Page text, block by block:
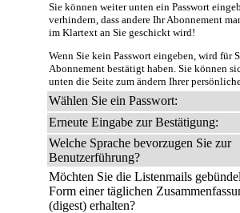
Sie können weiter unten ein Passwort
verhindern, dass andere Ihr Abonnement
im Klartext an Sie geschickt wird!
Wenn Sie kein Passwort eingeben, wird für
Abonnement bestätigt haben. Sie können
unten die Seite zum ändern Ihrer
Wählen Sie ein Passwort:
Erneute Eingabe zur Bestätigung:
Welche Sprache bevorzugen Sie zur
Benutzerführung?
Möchten Sie die Listenmails
Form einer täglichen
(digest) erhalten?